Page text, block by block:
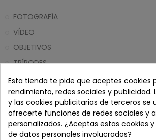
FOTOGRAFÍA
VÍDEO
OBJETIVOS
TRÍPODES
ACCESORIOS
PRISMÁTICOS Y TELESCOPIOS
ILUMINACIÓN
DRONES
Esta tienda te pide que aceptes cookies
rendimiento, redes sociales y publicidad.
y las cookies publicitarias de terceros se
ofrecerte funciones de redes sociales y
personalizados. ¿Aceptas estas cookies
de datos personales involucrados?